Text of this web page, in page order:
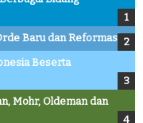
Baru dan Reformasi
Beserta
Mohr, Oldeman dan